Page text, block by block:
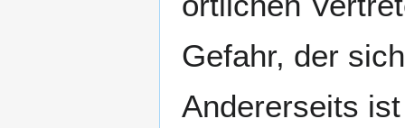
Gefahr, der
Andererseits